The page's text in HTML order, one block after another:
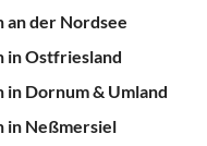
an der Nordsee
in Ostfriesland
Dornum & Umland
in Neßmersiel